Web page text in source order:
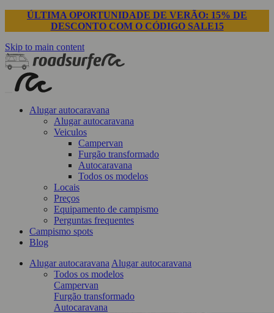
ÚLTIMA OPORTUNIDADE DE VERÃO: 15% DE
DESCONTO COM O CÓDIGO SALE15
Skip to main content
Alugar autocaravana
Alugar autocaravana
Veiculos
Campervan
Furgão transformado
Autocaravana
Todos os modelos
Locais
Preços
Equipamento de campismo
Perguntas frequentes
Campismo spots
Blog
Alugar autocaravana Alugar autocaravana
Todos os modelos
Campervan
Furgão transformado
Autocaravana